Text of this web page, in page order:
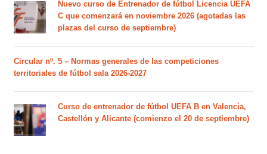
Nuevo curso de Entrenador de fútbol Licencia UEFA
C que comenzará en noviembre 2026 (agotadas las
plazas del curso de septiembre)
Circular nº. 5 – Normas generales de las competiciones
territoriales de fútbol sala 2026-2027
Curso de entrenador de fútbol UEFA B en Valencia,
Castellón y Alicante (comienzo el 20 de septiembre)